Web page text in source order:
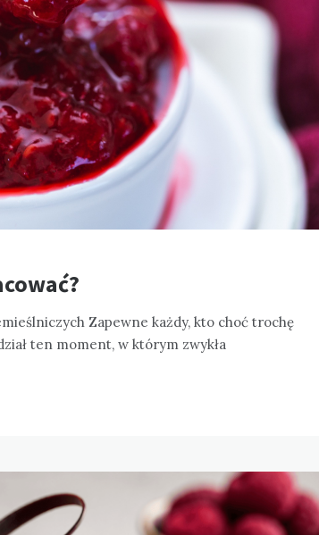
Zapewne każdy, kto choć trochę
ten moment, w którym zwykła